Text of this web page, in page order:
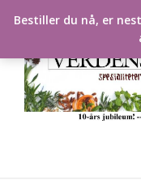
Bestiller du nå, er